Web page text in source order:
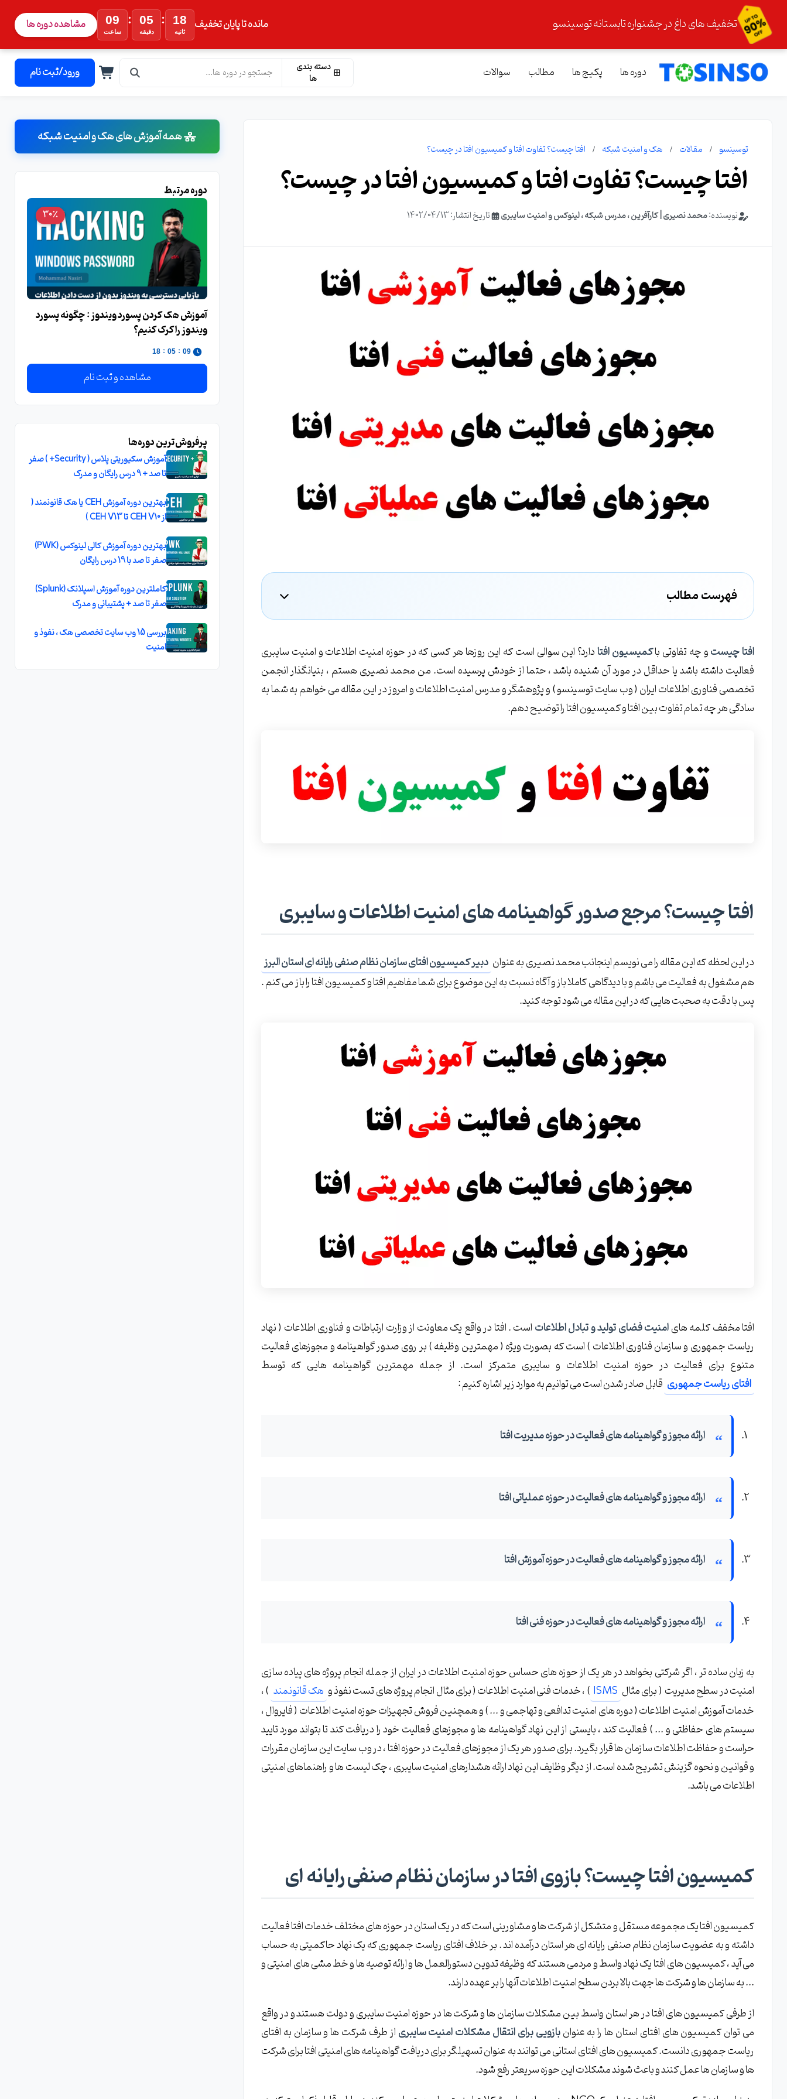
تخفیف های داغ در جشنواره تابستانه توسینسو مانده تا پایان تخفیف 09
ساعت
: 05
دقیقه
: 17
ثانیه مشاهده دوره ها
دوره ها پکیج ها مطالب سوالات
دسته بندی
ها
ورود/ثبت نام
توسینسو مقالات هک و امنیت شبکه افتا چیست؟ تفاوت افتا و کمیسیون افتا در چیست؟
افتا چیست؟ تفاوت افتا و کمیسیون افتا در چیست؟
نویسنده:محمد نصیری | کارآفرین ، مدرس شبکه ، لینوکس و امنیت سایبری تاریخ انتشار: 1402/04/13
فهرست مطالب
افتا چیست؟ مرجع صدور گواهینامه های امنیت اطلاعات و سایبری
افتا چیست و چه تفاوتی باکمیسیون افتا دارد؟ این سوالی است که این روزها هر کسی که در حوزه امنیت اطلاعات و امنیت سایبری
فعالیت داشته باشد یا حداقل در مورد آن شنیده باشد ، حتما از خودش پرسیده است. من محمد نصیری هستم ، بنیانگذار انجمن
تخصصی فناوری اطلاعات ایران ( وب سایت توسینسو ) و پژوهشگر و مدرس امنیت اطلاعات و امروز در این مقاله می خواهم به شما به
سادگی هر چه تمام تفاوت بین افتا و کمیسیون افتا را توضیح دهم.
افتا چیست؟ مرجع صدور گواهینامه های امنیت اطلاعات و سایبری
در این لحظه که این مقاله را می نویسم اینجانب محمد نصیری به عنوان دبیر کمیسیون افتای سازمان نظام صنفی رایانه ای استان البرز
هم مشغول به فعالیت می باشم و با دیدگاهی کاملا باز و آگاه نسبت به این موضوع برای شما مفاهیم افتا و کمیسیون افتا را باز می کنم .
پس با دقت به صحبت هایی که در این مقاله می شود توجه کنید.
افتا مخفف کلمه های امنیت فضای تولید و تبادل اطلاعات است . افتا در واقع یک معاونت از وزارت ارتباطات و فناوری اطلاعات ( نهاد
ریاست جمهوری و سازمان فناوری اطلاعات ) است که بصورت ویژه ( مهمترین وظیفه ) بر روی صدور گواهینامه و مجوزهای فعالیت
متنوع برای فعالیت در حوزه امنیت اطلاعات و سایبری متمرکز است. از جمله مهمترین گواهینامه هایی که توسط
افتای ریاست جمهوری قابل صادر شدن است می توانیم به موارد زیر اشاره کنیم :
ارائه مجوز و گواهینامه های فعالیت در حوزه مدیریت افتا
ارائه مجوز و گواهینامه های فعالیت در حوزه عملیاتی افتا
ارائه مجوز و گواهینامه های فعالیت در حوزه آموزش افتا
ارائه مجوز و گواهینامه های فعالیت در حوزه فنی افتا
به زبان ساده تر ، اگر شرکتی بخواهد در هر یک از حوزه های حساس حوزه امنیت اطلاعات در ایران از جمله انجام پروژه های پیاده سازی
امنیت در سطح مدیریت ( برای مثال ISMS ) ، خدمات فنی امنیت اطلاعات ( برای مثال انجام پروژه های تست نفوذ و هک قانونمند ) ،
خدمات آموزش امنیت اطلاعات ( دوره های امنیت تدافعی و تهاجمی و ... ) و همچنین فروش تجهیزات حوزه امنیت اطلاعات ( فایروال ،
سیستم های حفاظتی و ... ) فعالیت کند ، بایستی از این نهاد گواهینامه ها و مجوزهای فعالیت خود را دریافت کند تا بتواند مورد تایید
حراست و حفاظت اطلاعات سازمان ها قرار بگیرد. برای صدور هر یک از مجوزهای فعالیت در حوزه افتا ، در وب سایت این سازمان مقررات
و قوانین و نحوه گزینش تشریح شده است. از دیگر وظایف این نهاد ارائه هشدارهای امنیت سایبری ، چک لیست ها و راهنماهای امنیتی
اطلاعات می باشد.
کمیسیون افتا چیست؟ بازوی افتا در سازمان نظام صنفی رایانه ای
کمیسیون افتا یک مجموعه مستقل و متشکل از شرکت ها و مشاورینی است که در یک استان در حوزه های مختلف خدمات افتا فعالیت
داشته و به عضویت سازمان نظام صنفی رایانه ای هر استان درآمده اند . بر خلاف افتای ریاست جمهوری که یک نهاد حاکمیتی به حساب
می آید ، کمیسیون های افتا یک نهاد واسط و مردمی هستند که وظیفه تدوین دستورالعمل ها و ارائه توصیه ها و خط مشی های امنیتی و
... به سازمان ها و شرکت ها جهت بالا بردن سطح امنیت اطلاعات آنها را بر عهده دارند.
از طرفی کمیسیون های افتا در هر استان واسط بین مشکلات سازمان ها و شرکت ها در حوزه امنیت سایبری و دولت هستند و در واقع
می توان کمیسیون های افتای استان ها را به عنوانبازویی برای انتقال مشکلات امنیت سایبری از طرف شرکت ها و سازمان به افتای
ریاست جمهوری دانست. کمیسیون های افتای استانی می توانند به عنوان تسهیلگر برای دریافت گواهینامه های امنیتی افتا برای شرکت
ها و سازمان ها عمل کنند و باعث شوند مشکلات این حوزه سریعتر رفع شود.
همه آموزش های هک و امنیت شبکه
دوره مرتبط
30٪
آموزش هک کردن پسورد ويندوز : چگونه پسورد
ويندوز را کرک کنيم؟
09
:
05
:
17
مشاهده و ثبت نام
پرفروش‌ترین دوره‌ها
آموزش سکیوریتی پلاس ( Security+ ) صفر
تا صد + 9 درس رایگان و مدرک
بهترین دوره آموزش CEH یا هک قانونمند (
از CEH V10 تا CEH V13 )
بهترین دوره آموزش کالی لینوکس (PWK)
صفر تا صد با 19 درس رایگان
کاملترین دوره آموزش اسپلانک (Splunk)
صفر تا صد + پشتیبانی و مدرک
بررسی 15 وب سایت تخصصی هک ، نفوذ و
امنیت